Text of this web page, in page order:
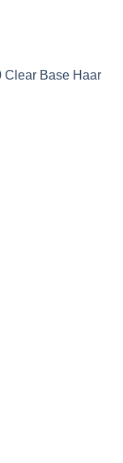
Clear Base Haar